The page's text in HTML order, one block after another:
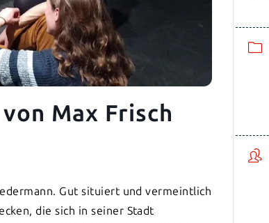
Max Frisch
Gut situiert und vermeintlich
die sich in seiner Stadt